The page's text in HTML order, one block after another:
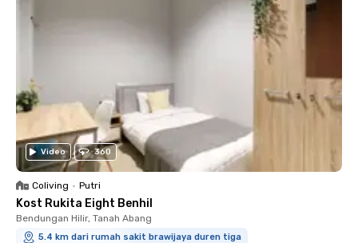
Video 360
Coliving • Putri
Kost Rukita Eight Benhil
Bendungan Hilir, Tanah Abang
5.4 km dari rumah sakit brawijaya duren tiga